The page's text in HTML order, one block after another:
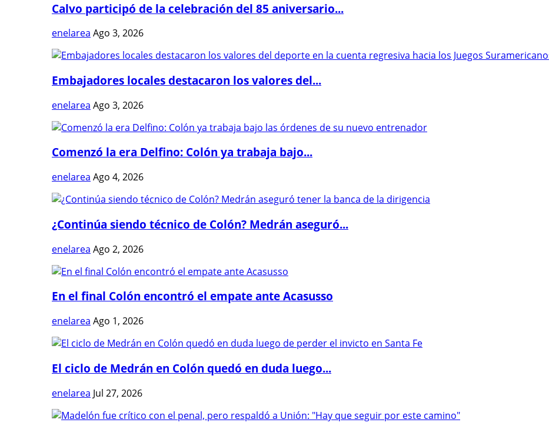
Calvo participó de la celebración del 85 aniversario...
enelarea Ago 3, 2026
Embajadores locales destacaron los valores del...
enelarea Ago 3, 2026
Comenzó la era Delfino: Colón ya trabaja bajo...
enelarea Ago 4, 2026
¿Continúa siendo técnico de Colón? Medrán aseguró...
enelarea Ago 2, 2026
En el final Colón encontró el empate ante Acasusso
enelarea Ago 1, 2026
El ciclo de Medrán en Colón quedó en duda luego...
enelarea Jul 27, 2026